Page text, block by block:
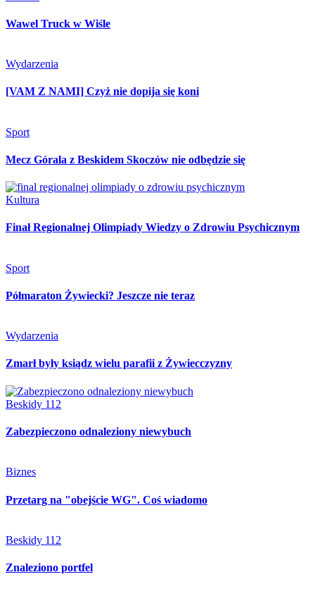
Wawel Truck w Wiśle
Wydarzenia
[VAM Z NAMI] Czyż nie dopija się koni
Sport
Mecz Górala z Beskidem Skoczów nie odbędzie się
Kultura
Finał Regionalnej Olimpiady Wiedzy o Zdrowiu Psychicznym
Sport
Półmaraton Żywiecki? Jeszcze nie teraz
Wydarzenia
Zmarł były ksiądz wielu parafii z Żywiecczyzny
Beskidy 112
Zabezpieczono odnaleziony niewybuch
Biznes
Przetarg na "obejście WG". Coś wiadomo
Beskidy 112
Znaleziono portfel